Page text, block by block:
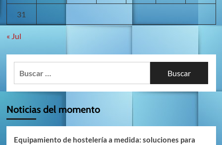
31
« Jul
Noticias del momento
Equipamiento de hostelería a medida: soluciones para